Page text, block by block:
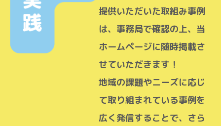
提供いただいた取組み事例
は、事務局で確認の上、当
ホームページに随時掲載さ
せていただきます！
地域の課題やニーズに応じ
て取り組まれている事例を
広く発信することで、さら